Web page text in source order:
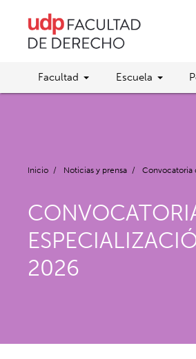
Facultad Escuela
Inicio / Noticias y prensa / Convocatoria
2026